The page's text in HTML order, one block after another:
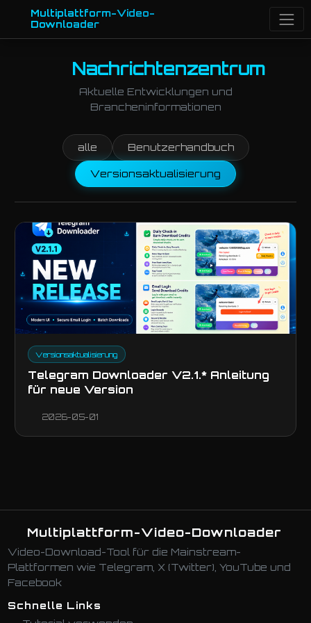
Multiplattform-Video-
Downloader
Nachrichtenzentrum
Aktuelle Entwicklungen und
Brancheninformationen
alle Benutzerhandbuch
Versionsaktualisierung
Versionsaktualisierung
Telegram Downloader V2.1.* Anleitung
für neue Version
2026-05-01
Multiplattform-Video-Downloader
Video-Download-Tool für die Mainstream-
Plattformen wie Telegram, X (Twitter), YouTube und
Facebook
Schnelle Links